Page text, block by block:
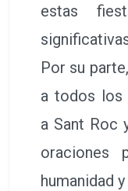
estas
Por su
a todos los
a Sant Roc
humanidad